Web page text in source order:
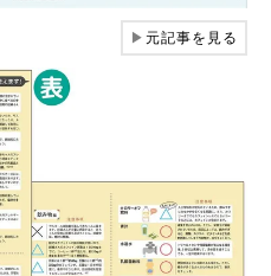
▶元記事を見る